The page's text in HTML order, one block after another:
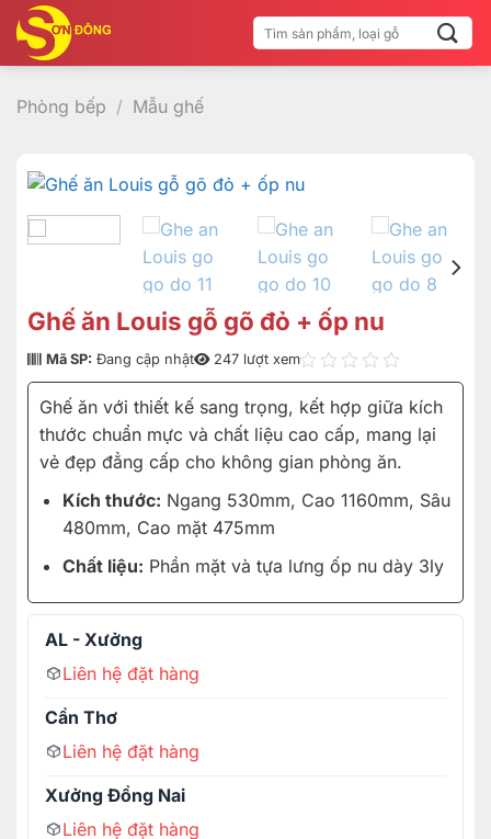
qua
nội
dung
Tìm
kiếm:
Phòng bếp / Mẫu ghế
Ghế ăn Louis gỗ gõ đỏ + ốp nu
Mã SP: Đang cập nhật 247 lượt xem
Ghế ăn với thiết kế sang trọng, kết hợp giữa kích
thước chuẩn mực và chất liệu cao cấp, mang lại
vẻ đẹp đẳng cấp cho không gian phòng ăn.
Kích thước: Ngang 530mm, Cao 1160mm, Sâu
480mm, Cao mặt 475mm
Chất liệu: Phần mặt và tựa lưng ốp nu dày 3ly
AL - Xưởng
Liên hệ đặt hàng
Cần Thơ
Liên hệ đặt hàng
Xưởng Đồng Nai
Liên hệ đặt hàng